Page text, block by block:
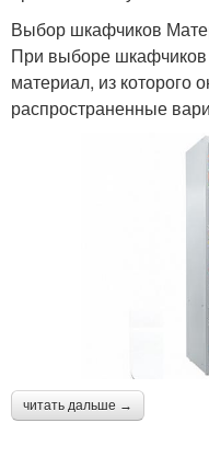
Выбор шкафчиков
При выборе
материал, из которого
распространенные
читать дальше →